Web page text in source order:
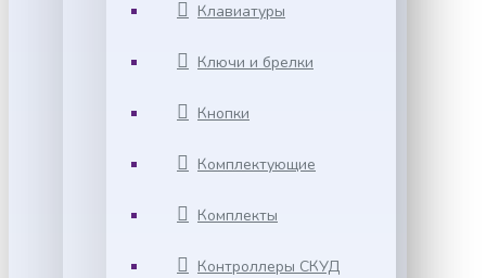
Клавиатуры
Ключи и брелки
Кнопки
Комплектующие
Комплекты
Контроллеры СКУД